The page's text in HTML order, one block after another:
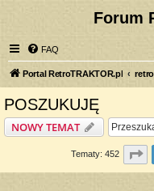
Forum
FAQ
Portal RetroTRAKTOR.pl
POSZUKUJĘ
NOWY TEMAT
Tematy: 452